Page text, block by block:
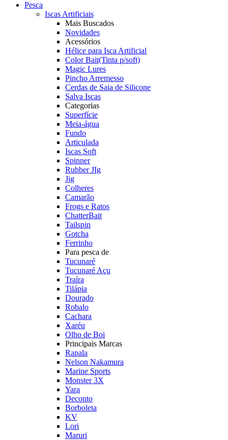
Pesca
Iscas Artificiais
Mais Buscados
Novidades
Acessórios
Hélice para Isca Artificial
Color Bait(Tinta p/soft)
Magic Lures
Pincho Arremesso
Cerdas de Saia de Silicone
Salva Iscas
Categorias
Superfície
Meia-água
Fundo
Articulada
Iscas Soft
Spinner
Rubber JIg
Jig
Colheres
Camarão
Frogs e Ratos
ChatterBait
Tailspin
Gotcha
Ferrinho
Para pesca de
Tucunaré
Tucunaré Açu
Traíra
Tilápia
Dourado
Robalo
Cachara
Xaréu
Olho de Boi
Principais Marcas
Rapala
Nelson Nakamura
Marine Sports
Monster 3X
Yara
Deconto
Borboleta
KV
Lori
Maruri